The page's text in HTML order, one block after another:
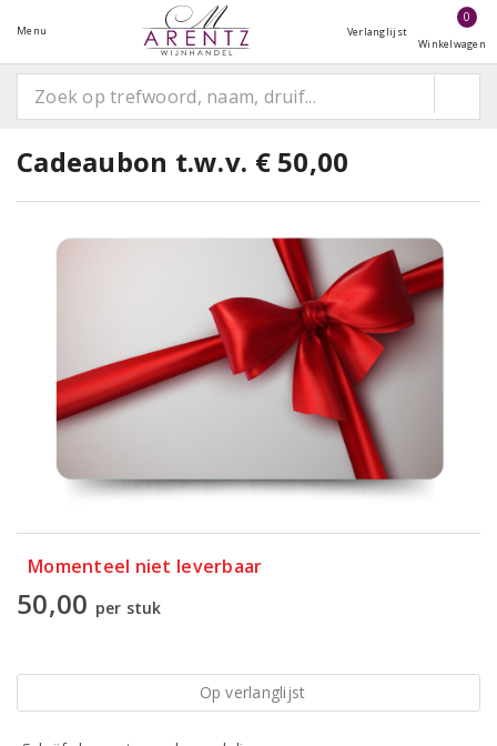
Menu Verlanglijst
0
Winkelwagen
Cadeaubon t.w.v. € 50,00
Momenteel niet leverbaar
50,00 per stuk
Op verlanglijst